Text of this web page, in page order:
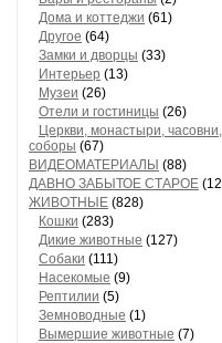
Дома и коттеджи (61)
Другое (64)
Замки и дворцы (33)
Интерьер (13)
Музеи (26)
Отели и гостиницы (26)
Церкви, монастыри, часовни,
соборы (67)
ВИДЕОМАТЕРИАЛЫ (88)
ДАВНО ЗАБЫТОЕ СТАРОЕ
ЖИВОТНЫЕ (828)
Кошки (283)
Дикие животные (127)
Собаки (111)
Насекомые (9)
Рептилии (5)
Земноводные (1)
Вымершие животные (7)